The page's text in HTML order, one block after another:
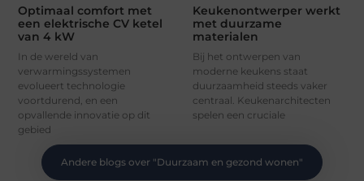
Optimaal comfort met
een elektrische CV ketel
van 4 kW
In de wereld van
verwarmingssystemen
evolueert technologie
voortdurend, en een
opvallende innovatie op dit
gebied
Keukenontwerper werkt
met duurzame
materialen
Bij het ontwerpen van
moderne keukens staat
duurzaamheid steeds vaker
centraal. Keukenarchitecten
spelen een cruciale
Andere blogs over "Duurzaam en gezond wonen"